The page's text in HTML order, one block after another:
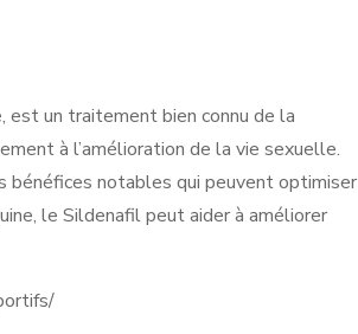
est un traitement bien connu de la
à l’amélioration de la vie sexuelle.
bénéfices notables qui peuvent optimiser
le Sildenafil peut aider à améliorer